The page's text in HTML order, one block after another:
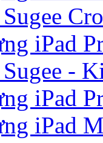
iPad
-
iPad
iPad